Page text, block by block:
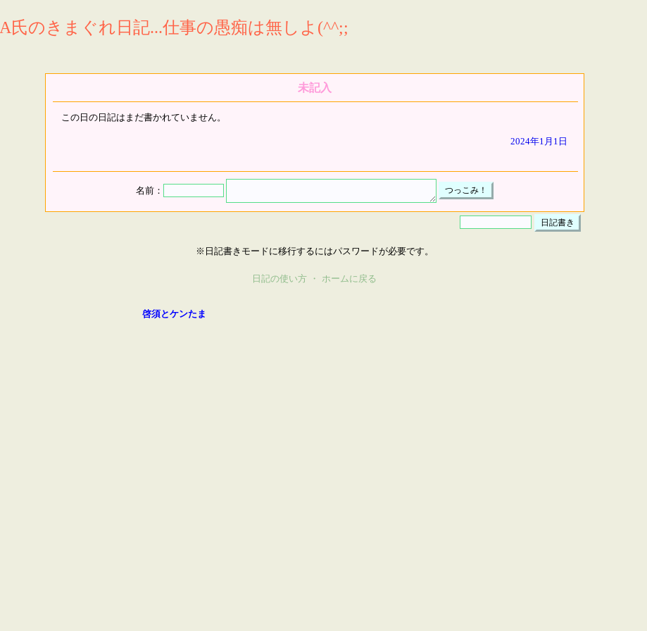
A氏のきまぐれ日記...仕事の愚痴は無しよ(^^;;
未記入
この日の日記はまだ書かれていません。
2024年1月1日
名前：
※日記書きモードに移行するにはパスワードが必要です。
日記の使い方 ・ ホームに戻る
啓須とケンたま